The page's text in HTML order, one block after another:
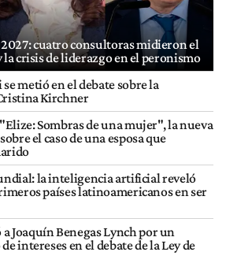
cuatro consultoras midieron el
la crisis de liderazgo en el peronismo
metió en el debate sobre la
Kirchner
Sombras de una mujer", la nueva
el caso de una esposa que
la inteligencia artificial reveló
países latinoamericanos en ser
Joaquín Benegas Lynch por un
intereses en el debate de la Ley de